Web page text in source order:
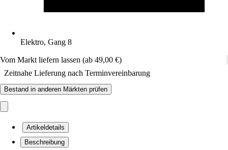
Elektro, Gang 8
Vom Markt liefern lassen (ab 49,00 €)
Zeitnahe Lieferung nach Terminvereinbarung
Bestand in anderen Märkten prüfen
Artikeldetails
Beschreibung